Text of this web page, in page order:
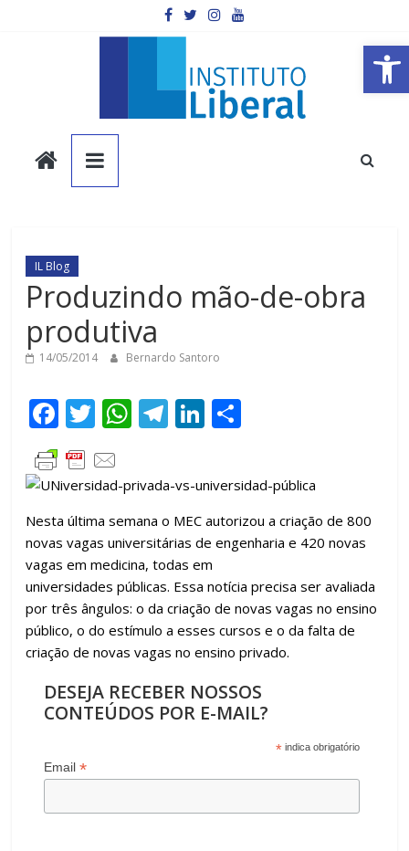
Barra de Ferramentas Aberta
Instituto
Liberal
é
a
parte
mais
importante
da
IL Blog
Produzindo mão-de-obra
produtiva
14/05/2014 Bernardo Santoro
F
ac
e
b
o
o
k
T
w
itt
er
W
at
s
A
p
p
T
gr
a
m
Li
k
e
dI
n
m
p
ar
til
h
ar
Nesta última semana o MEC autorizou a criação de 800
novas vagas universitárias de engenharia e 420 novas
vagas em medicina, todas em
universidades públicas. Essa notícia precisa ser avaliada
por três ângulos: o da criação de novas vagas no ensino
público, o do estímulo a esses cursos e o da falta de
criação de novas vagas no ensino privado.
DESEJA RECEBER NOSSOS
CONTEÚDOS POR E-MAIL?
* indica obrigatório
Email*